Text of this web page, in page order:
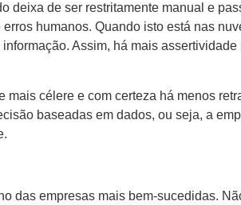
deixa de ser restritamente manual e
humanos. Quando isto está nas
Assim, há mais
mais célere e com certeza há menos
baseadas em dados, ou seja, a
das empresas mais bem-sucedidas.